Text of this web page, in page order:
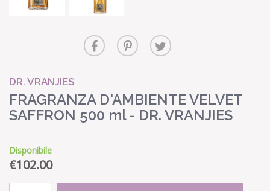
DR. VRANJIES
FRAGRANZA D'AMBIENTE VELVET
SAFFRON 500 ml - DR. VRANJIES
Disponibile
€102.00